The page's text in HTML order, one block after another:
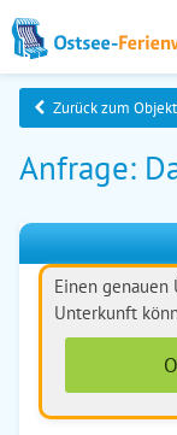
Zurück zum Objekt
Anfrage:
Einen genauen
Unterkunft